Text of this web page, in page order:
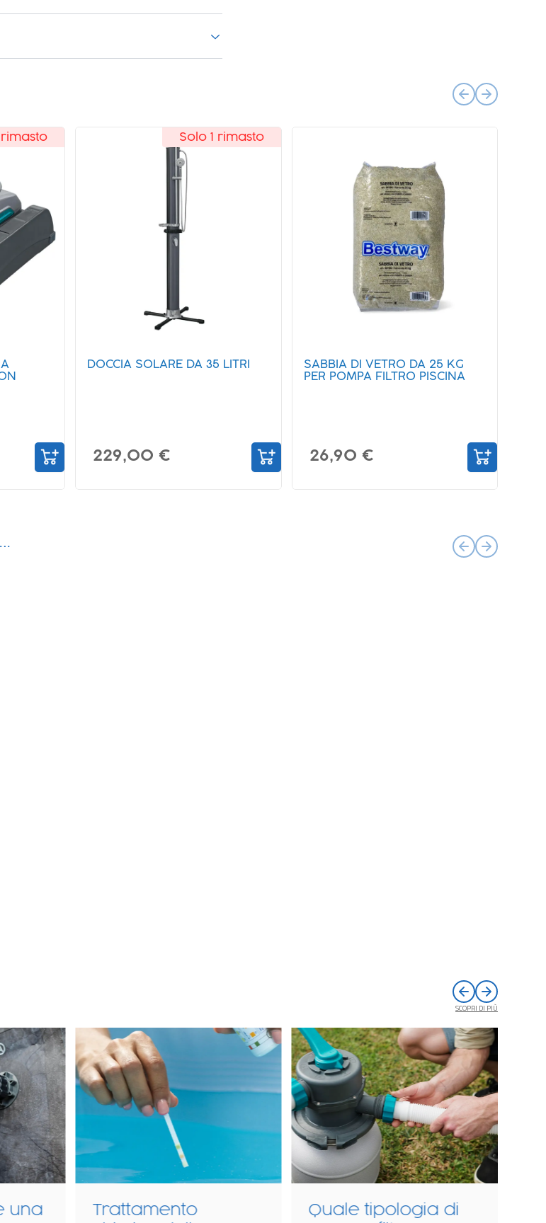
Novità
rimasto Novità
Solo 1 rimasto
DOCCIA SOLARE DA 35 LITRI
229,00 €
SABBIA DI VETRO DA 25 KG
PER POMPA FILTRO PISCINA
26,90 €
SCOPRI DI PIÙ
Quale tipologia di
Robot pulitori per